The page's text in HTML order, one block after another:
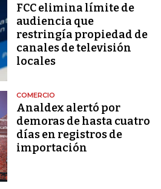
FCC elimina límite de
audiencia que
restringía propiedad de
canales de televisión
locales
COMERCIO
Analdex alertó por
demoras de hasta cuatro
días en registros de
importación